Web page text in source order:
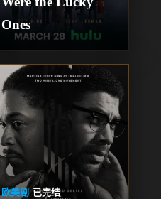
Ones
欧美剧 已完结